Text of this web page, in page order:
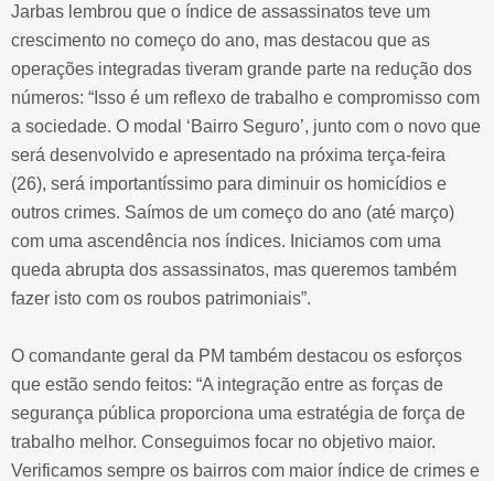
Jarbas lembrou que o índice de assassinatos teve um
crescimento no começo do ano, mas destacou que as
operações integradas tiveram grande parte na redução dos
números: “Isso é um reflexo de trabalho e compromisso com
a sociedade. O modal ‘Bairro Seguro’, junto com o novo que
será desenvolvido e apresentado na próxima terça-feira
(26), será importantíssimo para diminuir os homicídios e
outros crimes. Saímos de um começo do ano (até março)
com uma ascendência nos índices. Iniciamos com uma
queda abrupta dos assassinatos, mas queremos também
fazer isto com os roubos patrimoniais”.
O comandante geral da PM também destacou os esforços
que estão sendo feitos: “A integração entre as forças de
segurança pública proporciona uma estratégia de força de
trabalho melhor. Conseguimos focar no objetivo maior.
Verificamos sempre os bairros com maior índice de crimes e